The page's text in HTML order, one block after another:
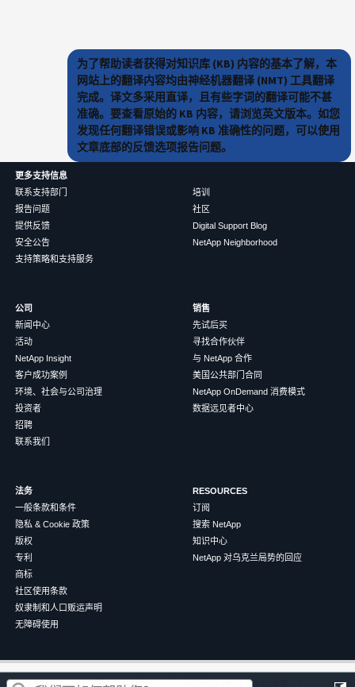
这篇文章对您有帮助吗？
为了帮助读者获得对知识库 (KB) 内容的基本了解，本
网站上的翻译内容均由神经机器翻译 (NMT) 工具翻译
完成。译文多采用直译，且有些字词的翻译可能不甚
准确。要查看原始的 KB 内容，请浏览英文版本。如您
发现任何翻译错误或影响 KB 准确性的问题，可以使用
文章底部的反馈选项报告问题。
更多支持信息
联系支持部门
报告问题
提供反馈
安全公告
支持策略和支持服务
培训
社区
Digital Support Blog
NetApp Neighborhood
公司
新闻中心
活动
NetApp Insight
客户成功案例
环境、社会与公司治理
投资者
招聘
联系我们
销售
先试后买
寻找合作伙伴
与 NetApp 合作
美国公共部门合同
NetApp OnDemand 消费模式
数据远见者中心
法务
一般条款和条件
隐私 & Cookie 政策
版权
专利
商标
社区使用条款
奴隶制和人口贩运声明
无障碍使用
RESOURCES
订阅
搜索 NetApp
知识中心
NetApp 对乌克兰局势的回应
©2026NetApp 中文（简体） 条款和条件 隐私政策